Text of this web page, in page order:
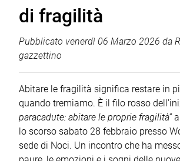
di fragilità
Pubblicato venerdì 06 Marzo 2026 da
gazzettino
Abitare le fragilità significa restare in
quando tremiamo. È il filo rosso
paracadute: abitare le proprie fragilità”
lo scorso sabato 28 febbraio presso
sede di Noci. Un incontro che ha